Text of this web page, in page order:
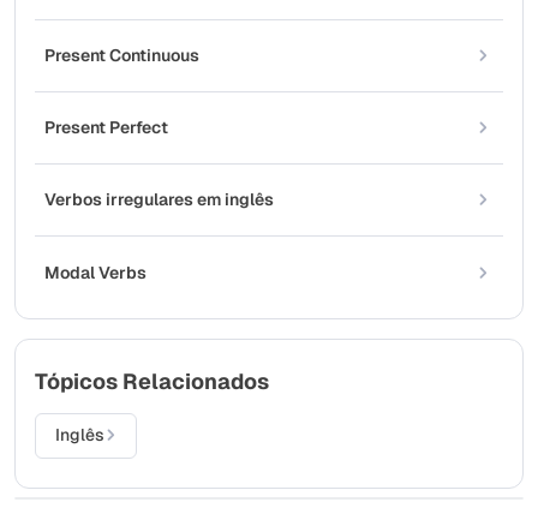
Present Continuous
Present Perfect
Verbos irregulares em inglês
Modal Verbs
Tópicos Relacionados
Inglês